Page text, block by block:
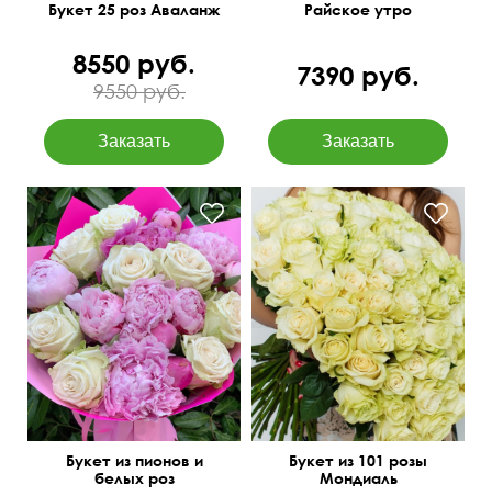
Букет 25 роз Аваланж
8550 руб.
9550 руб.
Райское утро
7390 руб.
Современная упаковка
Букет из пионов и
белых роз
Крупные бутоны
Букет из 101 розы
Мондиаль